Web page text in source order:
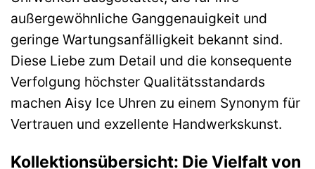
außergewöhnliche Ganggenauigkeit und
geringe Wartungsanfälligkeit bekannt sind.
Diese Liebe zum Detail und die konsequente
Verfolgung höchster Qualitätsstandards
machen Aisy Ice Uhren zu einem Synonym für
Vertrauen und exzellente Handwerkskunst.
Kollektionsübersicht: Die Vielfalt von